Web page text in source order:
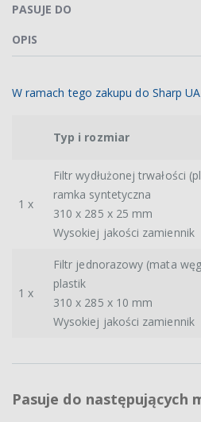
PASUJE DO
OPIS
W ramach tego zakupu do Sharp
Typ i rozmiar
1 x
Filtr wydłużonej trwałości
ramka syntetyczna
310 x 285 x 25 mm
Wysokiej jakości zamiennik
1 x
Filtr jednorazowy (mata
plastik
310 x 285 x 10 mm
Wysokiej jakości zamiennik
Pasuje do następujących